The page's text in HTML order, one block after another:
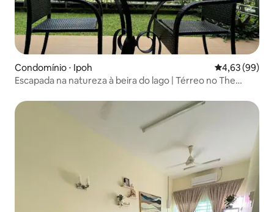
Condomínio ⋅ Ipoh 4,63 de uma
4,63 (99)
Escapada na natureza à beira do lago | Térreo no The